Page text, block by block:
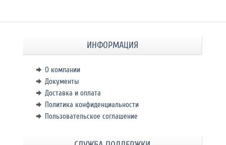
ИНФОРМАЦИЯ
О компании
Документы
Доставка и оплата
Политика конфиденциальности
Пользовательское соглашение